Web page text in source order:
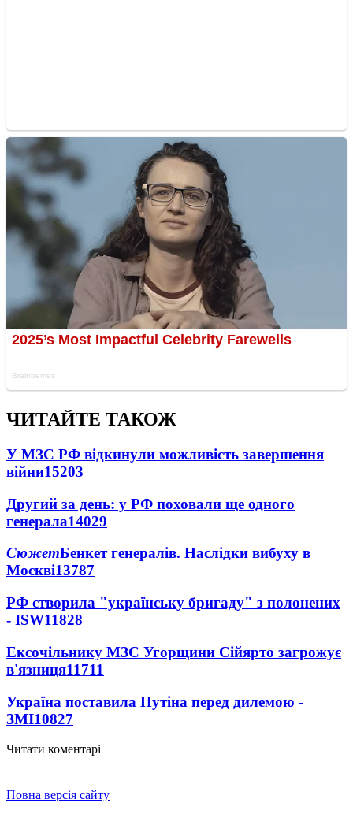
ЧИТАЙТЕ ТАКОЖ
У МЗС РФ відкинули можливість завершення
війни15203
Другий за день: у РФ поховали ще одного
генерала14029
СюжетБенкет генералів. Наслідки вибуху в
Москві13787
РФ створила "українську бригаду" з полонених
- ISW11828
Ексочільнику МЗС Угорщини Сійярто загрожує
в'язниця11711
Україна поставила Путіна перед дилемою -
ЗМІ10827
Читати коментарі
Повна версія сайту